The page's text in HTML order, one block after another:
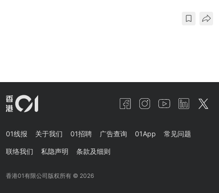
01线报 关于我们 01招聘 广告查询 01App 常见问题
联络我们 私隐声明 条款及细则
香港01有限公司版权所有 © 2026